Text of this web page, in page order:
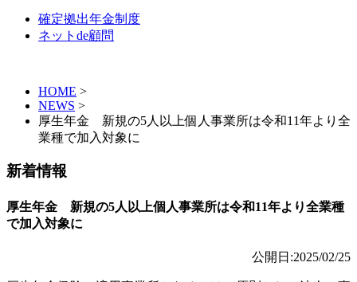
確定拠出年金制度
ネットde顧問
HOME >
NEWS >
厚生年金 新規の5人以上個人事業所は令和11年より全
業種で加入対象に
新着情報
厚生年金 新規の5人以上個人事業所は令和11年より全業種
で加入対象に
公開日:2025/02/25